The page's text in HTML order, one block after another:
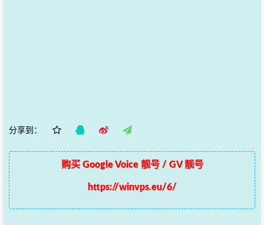
分享到：
购买 Google Voice 靓号 / GV 靓号
https://winvps.eu/6/